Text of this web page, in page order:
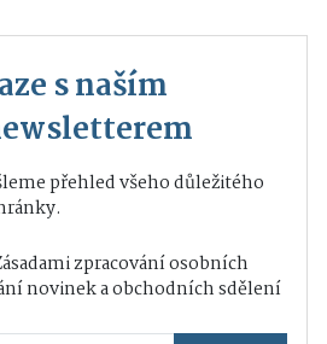
s naším
přehled všeho důležitého
zpracování osobních
novinek a obchodních sdělení